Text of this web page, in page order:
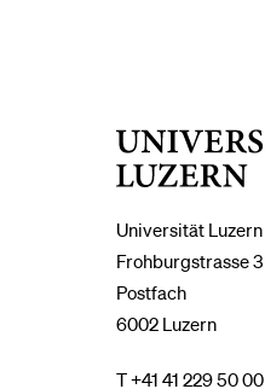
Universität Luzern
Frohburgstrasse 3
Postfach
6002 Luzern
T +41 41 229 50 00